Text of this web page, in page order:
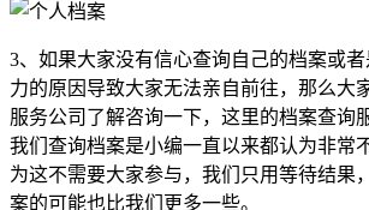
3、如果大家没有信心查询自己的档案或
力的原因导致大家无法亲自前往，那么大
服务公司了解咨询一下，这里的档案查询
我们查询档案是小编一直以来都认为非常
为这不需要大家参与，我们只用等待结果
案的可能也比我们更多一些。